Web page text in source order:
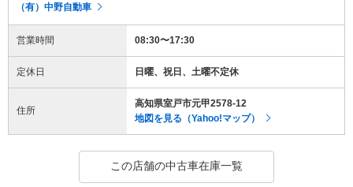
（有）中野自動車
営業時間 08:30〜17:30
定休日 日曜、祝日、土曜不定休
住所
高知県室戸市元甲2578-12
地図を見る（Yahoo!マップ）
この店舗の中古車在庫一覧